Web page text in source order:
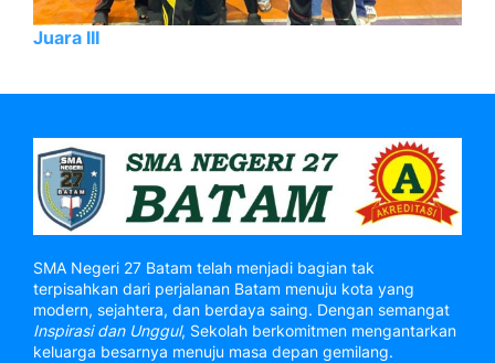
Juara III
SMA Negeri 27 Batam telah menjadi bagian tak
terpisahkan dari perjalanan Batam menuju kota yang
modern, sejahtera, dan berdaya saing. Dengan semangat
Inspirasi dan Unggul, Sekolah berkomitmen mengantarkan
keluarga besarnya menuju masa depan gemilang.